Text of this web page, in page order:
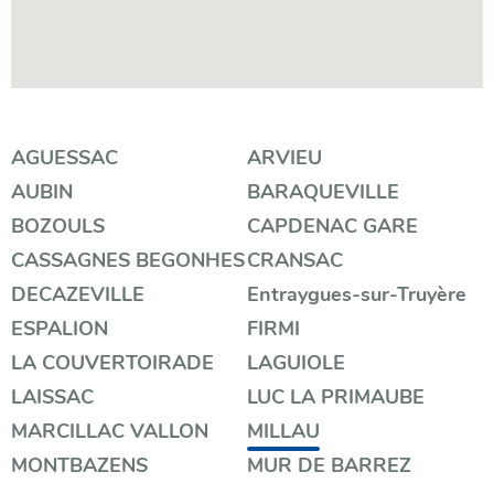
Filtrer
par
catégorie
AGUESSAC
ARVIEU
AUBIN
BARAQUEVILLE
BOZOULS
CAPDENAC GARE
CASSAGNES BEGONHESCRANSAC
DECAZEVILLE
Entraygues-sur-Truyère
ESPALION
FIRMI
LA COUVERTOIRADE
LAGUIOLE
LAISSAC
LUC LA PRIMAUBE
MARCILLAC VALLON
MILLAU
MONTBAZENS
MUR DE BARREZ